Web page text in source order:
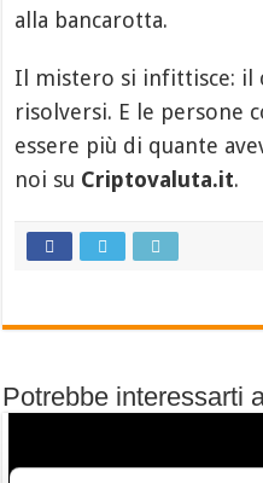
alla bancarotta.
Il mistero si infittisce: il
risolversi. E le persone
essere più di quante
noi su Criptovaluta.it.
Potrebbe interessarti